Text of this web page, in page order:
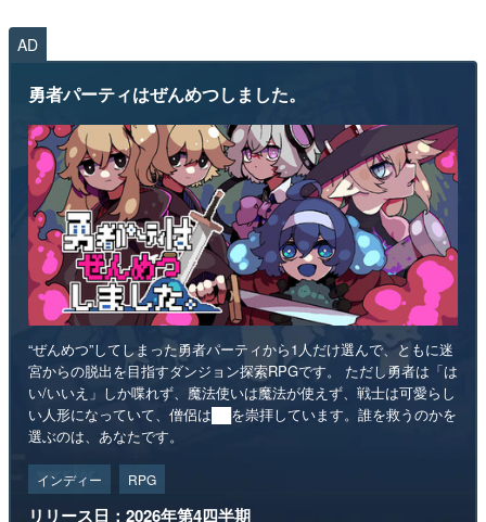
AD
勇者パーティはぜんめつしました。
“ぜんめつ”してしまった勇者パーティから1人だけ選んで、ともに迷
宮からの脱出を目指すダンジョン探索RPGです。 ただし勇者は「は
い/いいえ」しか喋れず、魔法使いは魔法が使えず、戦士は可愛らし
い人形になっていて、僧侶は██を崇拝しています。誰を救うのかを
選ぶのは、あなたです。
インディー RPG
リリース日：2026年第4四半期